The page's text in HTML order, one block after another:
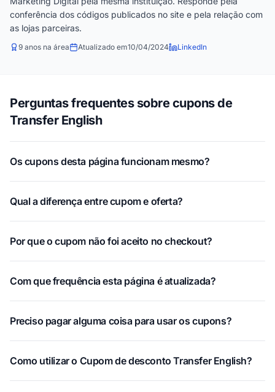
conferência dos códigos publicados no site e pela relação com
as lojas parceiras.
9 anos na área Atualizado em10/04/2024 LinkedIn
Perguntas frequentes sobre cupons de
Transfer English
Os cupons desta página funcionam mesmo?
Qual a diferença entre cupom e oferta?
Por que o cupom não foi aceito no checkout?
Com que frequência esta página é atualizada?
Preciso pagar alguma coisa para usar os cupons?
Como utilizar o Cupom de desconto Transfer English?